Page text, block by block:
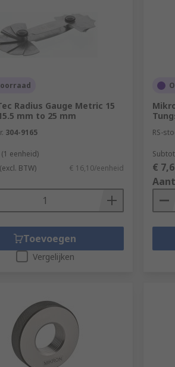
Radius Gauge Metric 15
mm to 25 mm
304-9165
eenheid)
(excl. BTW) € 16,10/eenheid
Toevoegen
Vergelijken
RS-
€